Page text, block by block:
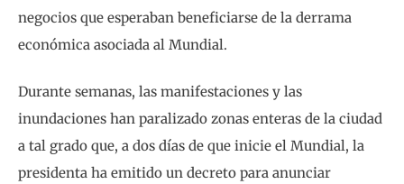
negocios que esperaban beneficiarse de la derrama
económica asociada al Mundial.
Durante semanas, las manifestaciones y las
inundaciones han paralizado zonas enteras de la ciudad
a tal grado que, a dos días de que inicie el Mundial, la
presidenta ha emitido un decreto para anunciar